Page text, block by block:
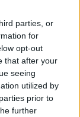
parties, or
for
opt-out
that after your
seeing
utilized by
prior to
further
celebra